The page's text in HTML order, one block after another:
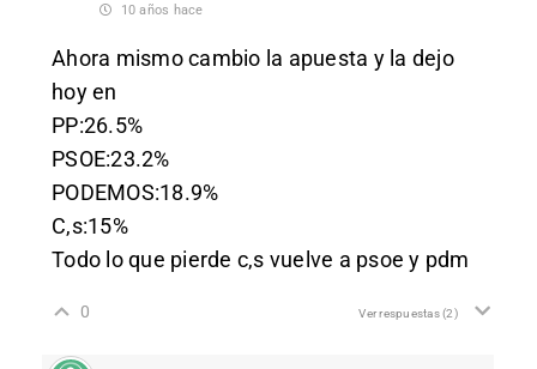
10 años hace
Ahora mismo cambio la apuesta y la dejo
hoy en
PP:26.5%
PSOE:23.2%
PODEMOS:18.9%
C,s:15%
Todo lo que pierde c,s vuelve a psoe y pdm
0 Ver respuestas(2)